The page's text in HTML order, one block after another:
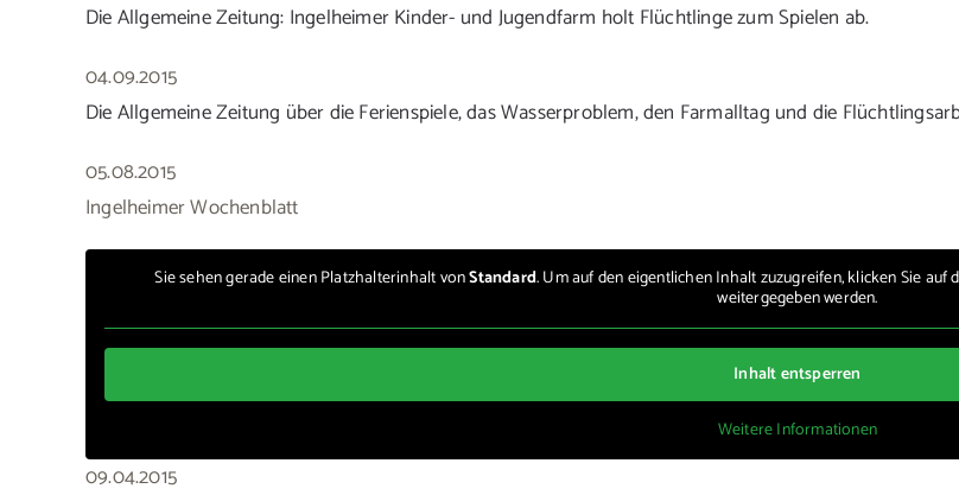
Die Allgemeine Zeitung: Ingelheimer Kinder- und Jugendfarm holt Flüchtlinge zum Spielen ab.
04.09.2015
Die Allgemeine Zeitung über die Ferienspiele, das Wasserproblem, den Farmalltag und die
05.08.2015
Ingelheimer Wochenblatt
Sie sehen gerade einen Platzhalterinhalt vonStandard. Um auf den eigentlichen Inhalt zuzugreifen, klicken Sie
weitergegeben werden.
Inhalt entsperren
Weitere Informationen
09.04.2015